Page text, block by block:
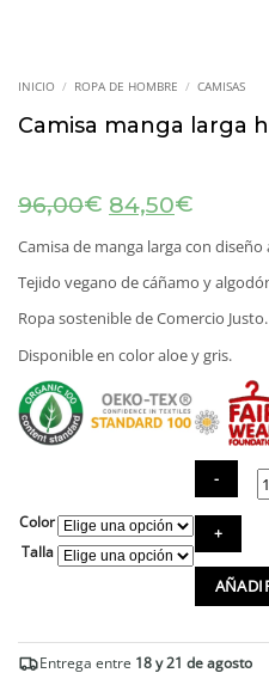
INICIO / ROPA DE HOMBRE / CAMISAS
Camisa manga larga
96,00€ El
precio
original
era:
96,00€.
84,50€
actual
84,50€.
Camisa de manga larga con diseño
Tejido vegano de cáñamo y
Ropa sostenible de Comercio Justo.
Disponible en color aloe y gris.
Color
Talla
larga
hombre
a
cantidad
Entrega entre 18 y 21 de agosto